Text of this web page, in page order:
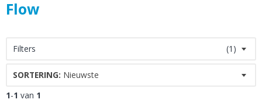
Flow
Filters (1)
SORTERING: Nieuwste
1-1 van 1